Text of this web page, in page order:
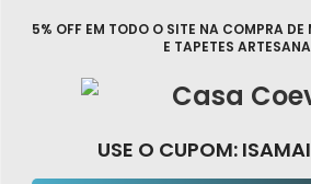
5% OFF EM TODO O SITE NA COMPRA
E TAPETES
USE O CUPOM: